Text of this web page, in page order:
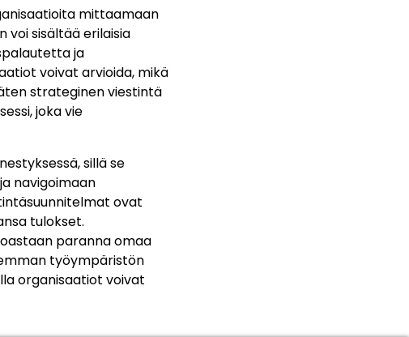
mittaamaan
sisältää erilaisia
ja
voivat arvioida, mikä
strateginen viestintä
joka vie
sillä se
navigoimaan
ovat
tulokset.
paranna omaa
työympäristön
organisaatiot voivat